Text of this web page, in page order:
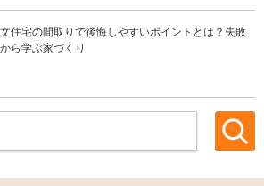
住宅の間取りで後悔しやすいポイントとは？失敗
ら学ぶ家づくり